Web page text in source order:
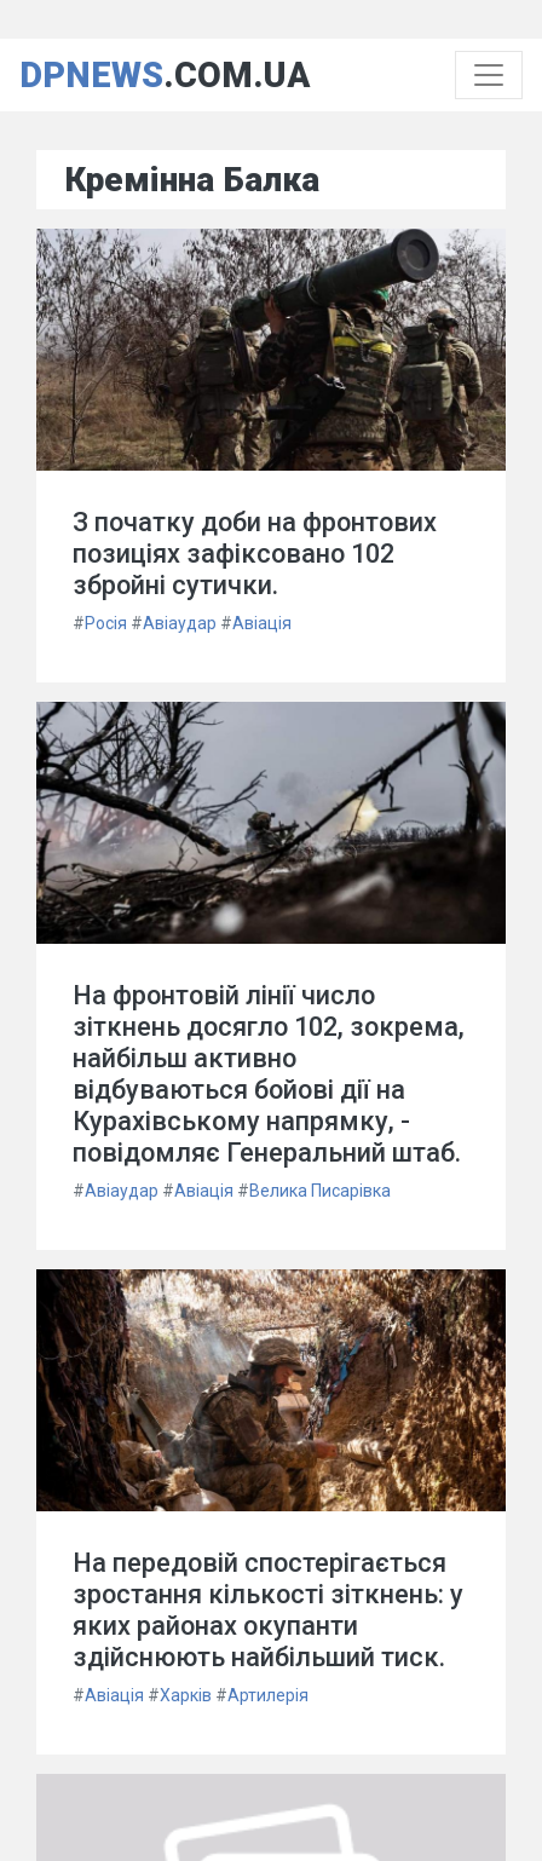
DPNEWS.COM.UA
Кремінна Балка
З початку доби на фронтових
позиціях зафіксовано 102
збройні сутички.
#Росія #Авіаудар #Авіація
На фронтовій лінії число
зіткнень досягло 102, зокрема,
найбільш активно
відбуваються бойові дії на
Курахівському напрямку, -
повідомляє Генеральний штаб.
#Авіаудар #Авіація #Велика Писарівка
На передовій спостерігається
зростання кількості зіткнень: у
яких районах окупанти
здійснюють найбільший тиск.
#Авіація #Харків #Артилерія